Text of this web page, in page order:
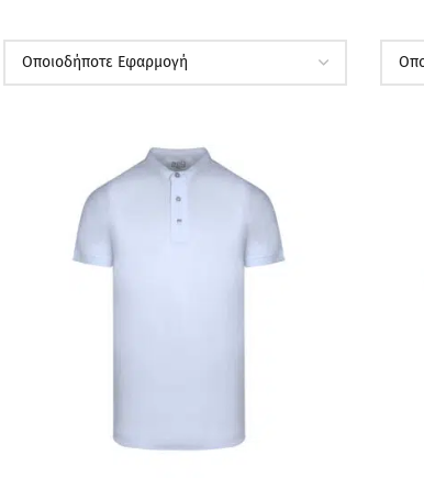
ΠΡΟΣΦΟΡΆ